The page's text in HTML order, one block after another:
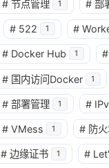
# 节点管理 1 # 部
# 522 1 #
# Docker Hub 1 #
# 国内访问Docker 1
# 部署管理 1 #
# VMess 1 # 防
# 边缘证书 1 #